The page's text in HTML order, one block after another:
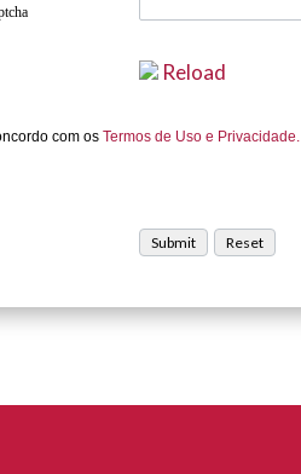
Reload
com os Termos de Uso e Privacidade.